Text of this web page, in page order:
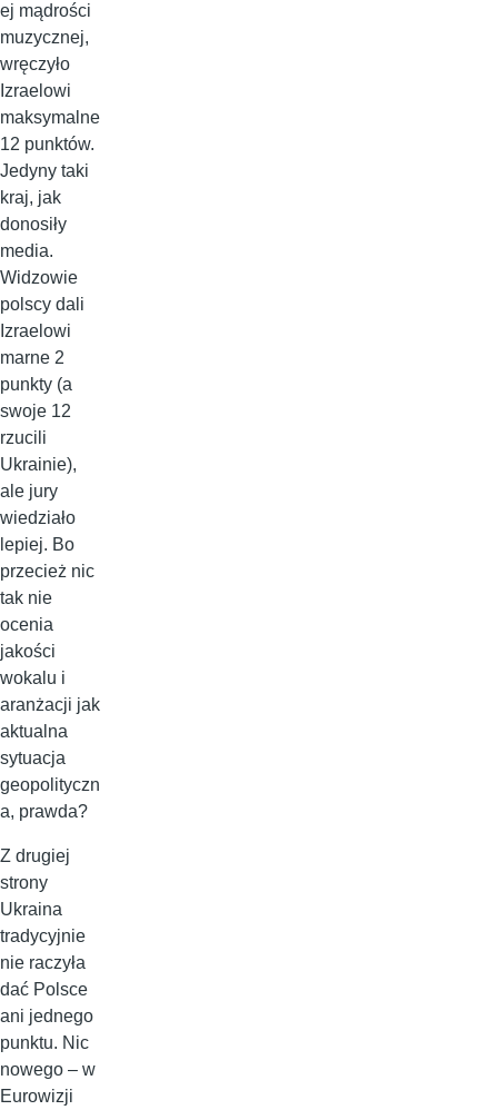
ej mądrości
muzycznej,
wręczyło
Izraelowi
maksymalne
12 punktów.
Jedyny taki
kraj, jak
donosiły
media.
Widzowie
polscy dali
Izraelowi
marne 2
punkty (a
swoje 12
rzucili
Ukrainie),
ale jury
wiedziało
lepiej. Bo
przecież nic
tak nie
ocenia
jakości
wokalu i
aranżacji jak
aktualna
sytuacja
geopolityczn
a, prawda?
Z drugiej
strony
Ukraina
tradycyjnie
nie raczyła
dać Polsce
ani jednego
punktu. Nic
nowego – w
Eurowizji